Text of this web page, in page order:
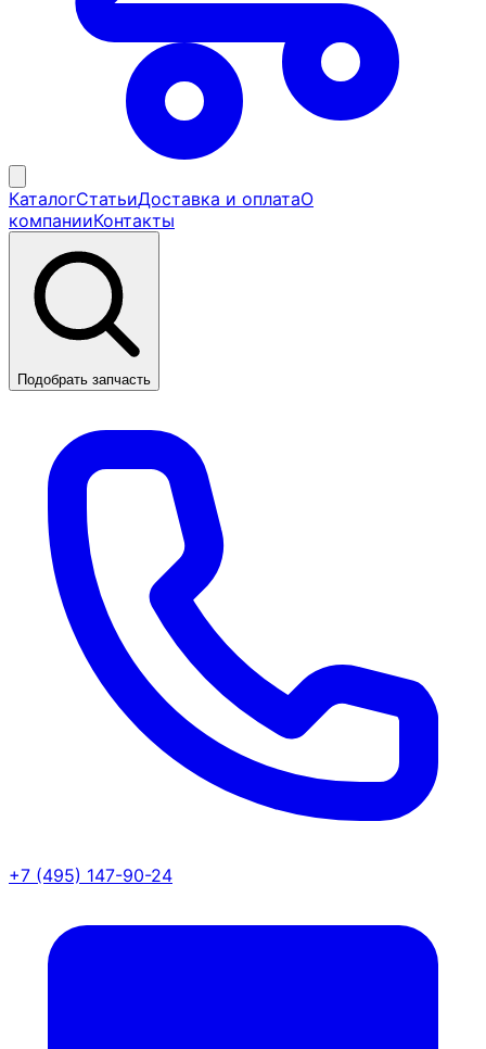
КаталогСтатьиДоставка и оплатаО
компанииКонтакты
Подобрать запчасть
+7 (495) 147-90-24